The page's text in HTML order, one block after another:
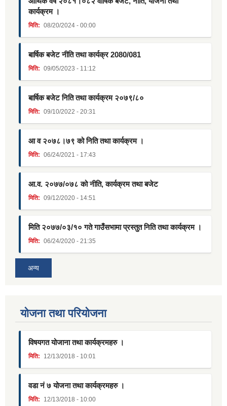
कार्यक्रम ।
मिति: 08/20/2024 - 00:00
बार्षिक बजेट नीति तथा कार्यक्र 2080/081
मिति: 09/05/2023 - 11:12
बार्षिक बजेट निति तथा कार्यक्रम २०७९/८०
मिति: 09/10/2022 - 20:31
आ व २०७८।७९ को निति तथा कार्यक्रम ।
मिति: 06/24/2021 - 17:43
आ.व. २०७७/०७८ को नीति, कार्यक्रम तथा बजेट
मिति: 09/12/2020 - 14:51
मिति २०७७/०३/१० गते गाउँसभामा प्रस्तुत निति तथा कार्यक्रम ।
मिति: 06/24/2020 - 21:35
अन्य
याेजना तथा परियाेजना
विषयगत योजाना तथा कार्यक्रमहरु ।
मिति: 12/13/2018 - 10:01
वडा नं ७ योजना तथा कार्यक्रमहरु ।
मिति: 12/13/2018 - 10:00